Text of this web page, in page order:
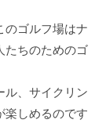
のゴルフ場はナ
たちのためのゴ
ル、サイクリン
楽しめるのです